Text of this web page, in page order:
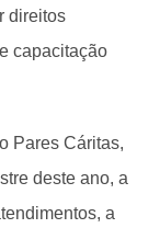
direitos
capacitação
Pares Cáritas,
deste ano, a
a